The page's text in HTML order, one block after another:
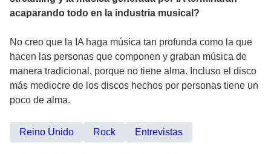
acaparando todo en la industria musical?
No creo que la IA haga música tan profunda como la que
hacen las personas que componen y graban música de
manera tradicional, porque no tiene alma. Incluso el disco
más mediocre de los discos hechos por personas tiene un
poco de alma.
Reino Unido Rock Entrevistas